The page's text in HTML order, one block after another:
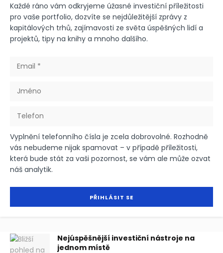
Každé ráno vám odkryjeme úžasné investiční příležitosti
pro vaše portfolio, dozvíte se nejdůležitější zprávy z
kapitálových trhů, zajímavosti ze světa úspěšných lidí a
projektů, tipy na knihy a mnoho dalšího.
Vyplnění telefonního čísla je zcela dobrovolné. Rozhodně
vás nebudeme nijak spamovat – v případě příležitosti,
která bude stát za vaši pozornost, se vám ale může ozvat
náš analytik.
Nejúspěšnější investiční nástroje na
jednom místě